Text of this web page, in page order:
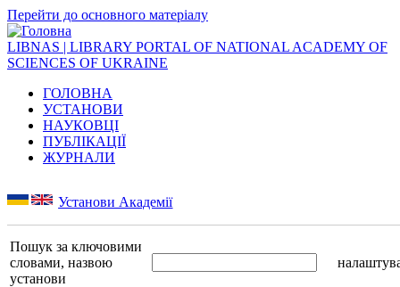
Перейти до основного матеріалу
LIBNAS | LIBRARY PORTAL OF NATIONAL ACADEMY OF
SCIENCES OF UKRAINE
ГОЛОВНА
УСТАНОВИ
НАУКОВЦІ
ПУБЛІКАЦІЇ
ЖУРНАЛИ
Установи Академії
Пошук за ключовими
словами, назвою
установи